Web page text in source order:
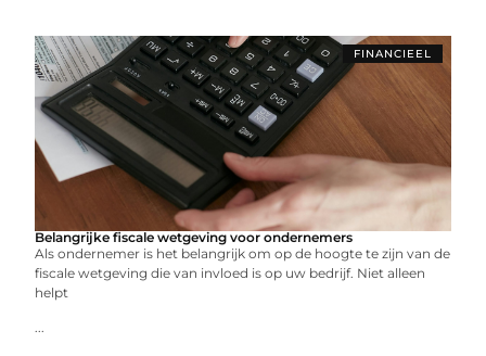
FINANCIEEL
Belangrijke fiscale wetgeving voor ondernemers
Als ondernemer is het belangrijk om op de hoogte te zijn van de
fiscale wetgeving die van invloed is op uw bedrijf. Niet alleen
helpt
...